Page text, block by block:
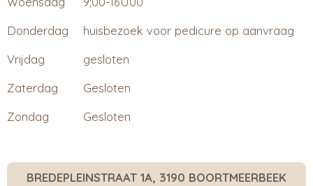
Donderdag
huisbezoek voor pedicure op aanvraag
Vrijdag
gesloten
Zaterdag
Gesloten
Zondag
Gesloten
BREDEPLEINSTRAAT 1A, 3190 BOORTMEERBEEK